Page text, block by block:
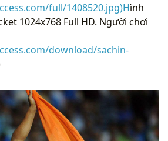
full/1408520.jpg)Hình
1024x768 Full HD. Người chơi
download/sachin-